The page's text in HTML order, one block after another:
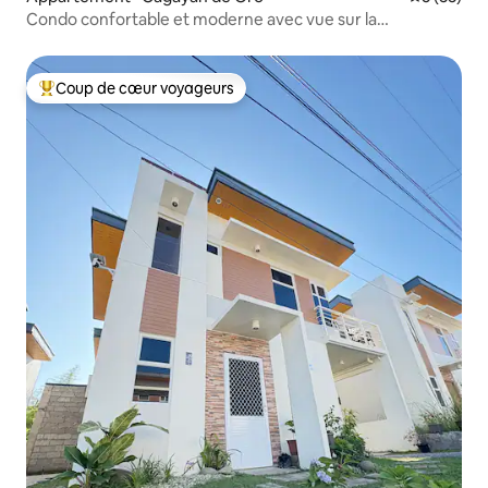
Condo confortable et moderne avec vue sur la
Coup de cœur voyageurs parmi les plus aimés
Coup de cœur voyageurs